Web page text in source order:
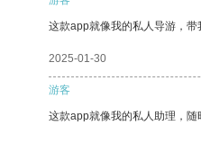
这款app就像我的私人导游，带
2025-01-30
游客
这款app就像我的私人助理，随